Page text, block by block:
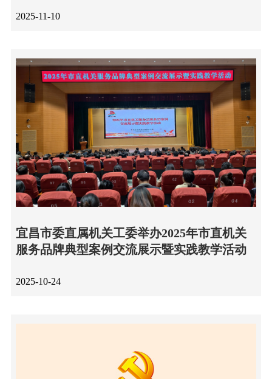
2025-11-10
宜昌市委直属机关工委举办2025年市直机关
服务品牌典型案例交流展示暨实践教学活动
2025-10-24